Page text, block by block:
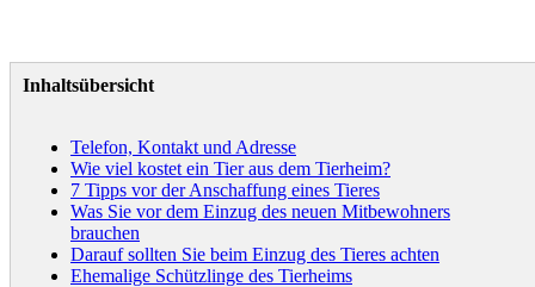
Inhaltsübersicht
Telefon, Kontakt und Adresse
Wie viel kostet ein Tier aus dem Tierheim?
7 Tipps vor der Anschaffung eines Tieres
Was Sie vor dem Einzug des neuen Mitbewohners
brauchen
Darauf sollten Sie beim Einzug des Tieres achten
Ehemalige Schützlinge des Tierheims